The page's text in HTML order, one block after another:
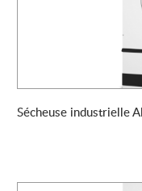
Sécheuse industrielle